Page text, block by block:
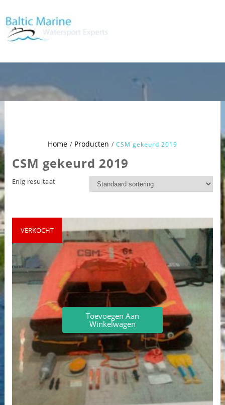
Home Producten CSM gekeurd 2019
CSM gekeurd 2019
Enig resultaat
VERKOCHT
Toevoegen Aan
Winkelwagen